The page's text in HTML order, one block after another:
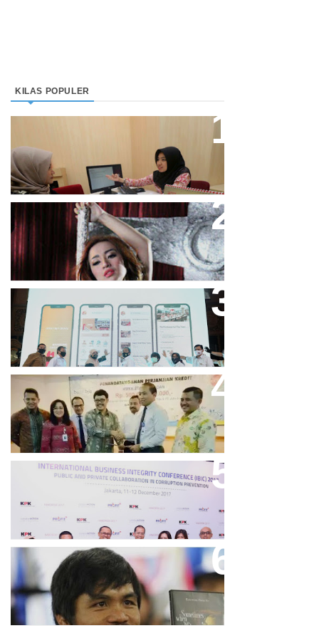
KILAS POPULER
Keuangan Syariah Di Indonesia
Meningkat
Cupi Cupita Luncurkan Single
“Yo Uwis”
Bandung Great Sale 2020 Go
Online Resmi Dimulai
Bank Bjb Fasilitasi Kredit Modal
Kerja Konstruksi PT Adhi Karya
Keren, Bank BJB Kantongi
Puluhan Penghargaan Sepanjang
2017
Dicibir Di Medsos, Manny
Pacquiao Tegaskan Pendirian
Tolak LGBT